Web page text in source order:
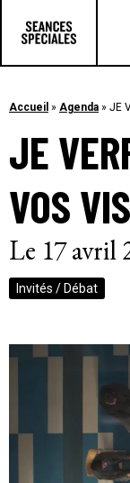
Accueil » Agenda » JE
JE
VOS
Le 17 avril
Invités / Débat